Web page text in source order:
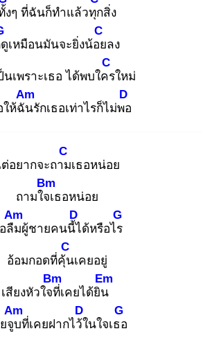
งๆ ที่ฉันก็ทำแล้วทุกสิ่ง
เหมือนมันจะยิ่งน้อย
C
ลง
นเพราะเธอ ได้พบใคร
C
ใหม่
ให้ฉัน
Am
รักเธอเท่าไรก็ไม่พอ
D
อยากจะถาม
C
เธอหน่อย
ถามใจเ
Bm
ธอหน่อย
ลืม
Am
ผู้ชายคนนี้ไ
D
ด้หรือไร
G
อ้อมกอดที่คุ้น
C
เคยอยู่
เสียงหัวใจที่
Bm
เคยได้ยิน
Em
จูบ
Am
ที่เคยฝากไว้ใ
D
นใจเธอ
G